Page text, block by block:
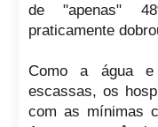
de "apenas"
praticamente
Como a água e
escassas, os
com as mínimas